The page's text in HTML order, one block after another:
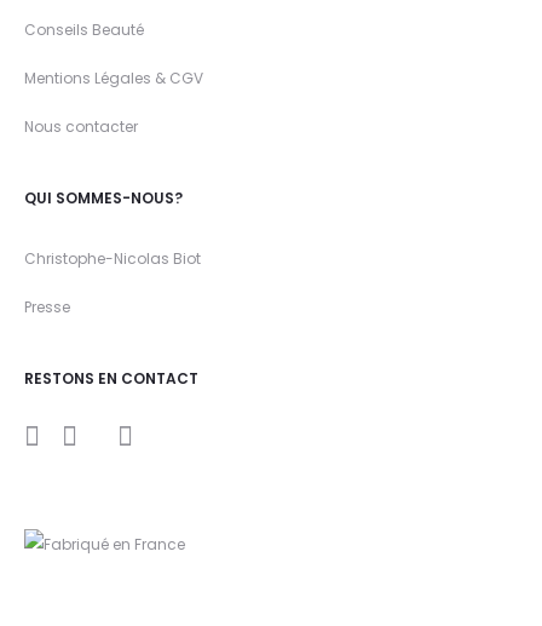
Conseils Beauté
Mentions Légales & CGV
Nous contacter
QUI SOMMES-NOUS?
Christophe-Nicolas Biot
Presse
RESTONS EN CONTACT
a
u
b